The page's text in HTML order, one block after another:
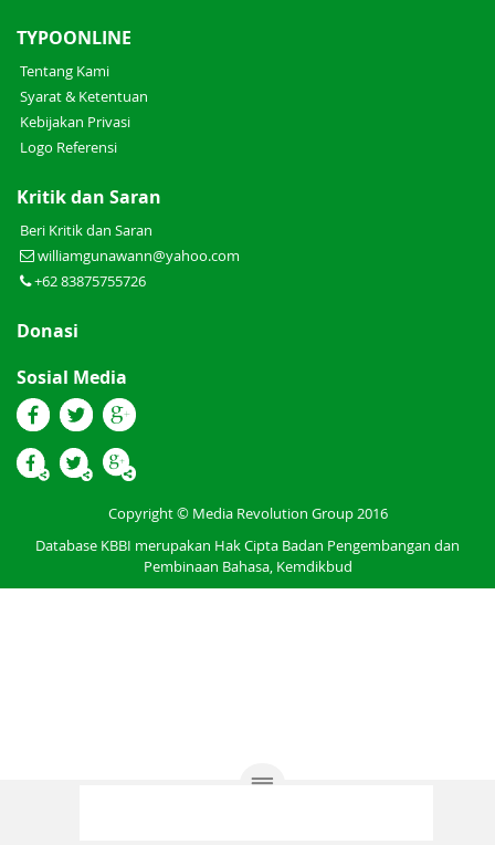
TYPOONLINE
Tentang Kami
Syarat & Ketentuan
Kebijakan Privasi
Logo Referensi
Kritik dan Saran
Beri Kritik dan Saran
williamgunawann@yahoo.com
+62 83875755726
Donasi
Sosial Media
Copyright © Media Revolution Group 2016
Database KBBI merupakan Hak Cipta Badan Pengembangan dan
Pembinaan Bahasa, Kemdikbud